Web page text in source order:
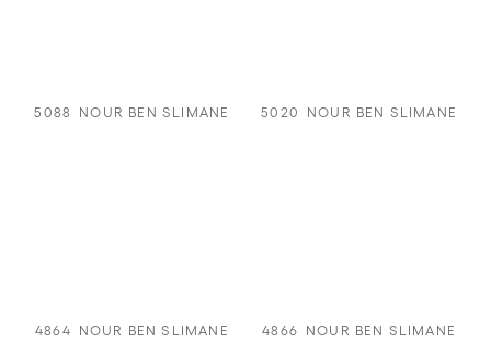
5088 NOUR BEN SLIMANE 5020 NOUR BEN SLIMANE
4864 NOUR BEN SLIMANE 4866 NOUR BEN SLIMANE